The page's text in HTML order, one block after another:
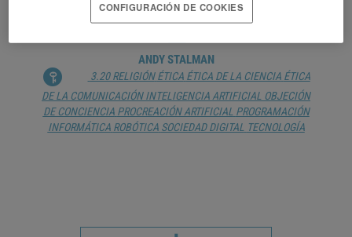
CONCIENCIA TECNOLÓGICA
ANDY STALMAN
3.20 RELIGIÓN ÉTICA ÉTICA DE LA CIENCIA ÉTICA
DE LA COMUNICACIÓN INTELIGENCIA ARTIFICIAL OBJECIÓN
DE CONCIENCIA PROCREACIÓN ARTIFICIAL PROGRAMACIÓN
INFORMÁTICA ROBÓTICA SOCIEDAD DIGITAL TECNOLOGÍA
CONFIGURACIÓN DE COOKIES